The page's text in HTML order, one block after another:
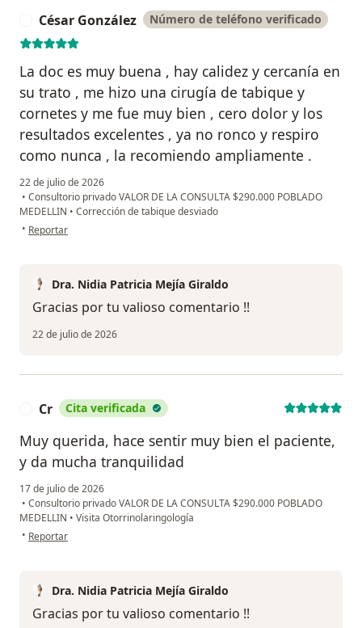
César González Número de teléfono verificado
La doc es muy buena , hay calidez y cercanía en
su trato , me hizo una cirugía de tabique y
cornetes y me fue muy bien , cero dolor y los
resultados excelentes , ya no ronco y respiro
como nunca , la recomiendo ampliamente .
22 de julio de 2026
• Consultorio privado VALOR DE LA CONSULTA $290.000 POBLADO
MEDELLIN • Corrección de tabique desviado
• en opinión del usuario César González
Reportar
Dra. Nidia Patricia Mejía Giraldo
Gracias por tu valioso comentario !!
22 de julio de 2026
Cr Cita verificada
Muy querida, hace sentir muy bien el paciente,
y da mucha tranquilidad
17 de julio de 2026
• Consultorio privado VALOR DE LA CONSULTA $290.000 POBLADO
MEDELLIN • Visita Otorrinolaringología
• en opinión del usuario Cr
Reportar
Dra. Nidia Patricia Mejía Giraldo
Gracias por tu valioso comentario !!